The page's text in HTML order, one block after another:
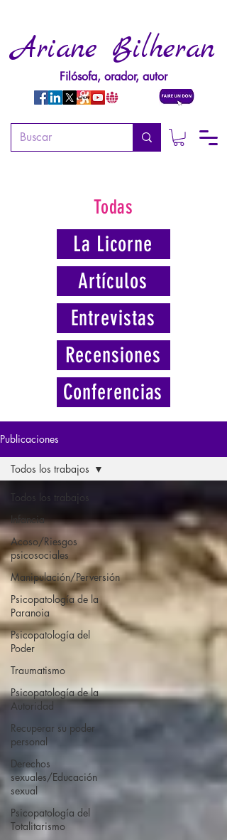
Ariane Bilheran
Filósofa, orador, autor
Todas
La Licorne
Artículos
Entrevistas
Recensiones
Conferencias
Publicaciones
Todos los trabajos
Infancia
Acoso/Riesgos
psicosociales
Manipulación/Perversión
Psicopatología de la
Paranoia
Psicopatología del
Poder
Traumatismo
Psicopatología de la
Autoridad
Recuperar su poder
personal
Derechos
sexuales/Educación
sexual
Psicopatología del
Totalitarismo
Todos los trabajos